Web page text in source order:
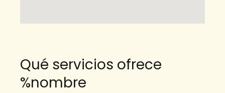
Qué servicios ofrece
%nombre